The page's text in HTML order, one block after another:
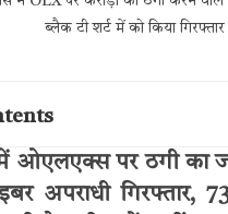
ब्लैक टी शर्ट में को किया
में ओएलएक्स पर ठगी का
अपराधी गिरफ्तार,